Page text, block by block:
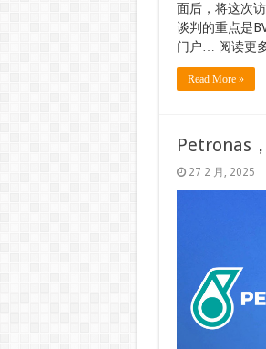
面后，将这次
谈判的重点是
门户… 阅读更
Read More »
Petronas
27 2 月, 2025